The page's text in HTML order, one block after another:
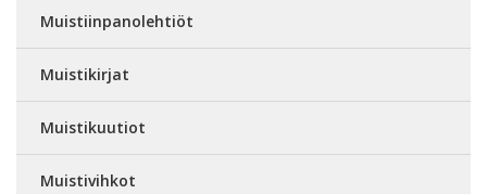
Muistiinpanolehtiöt
Muistikirjat
Muistikuutiot
Muistivihkot